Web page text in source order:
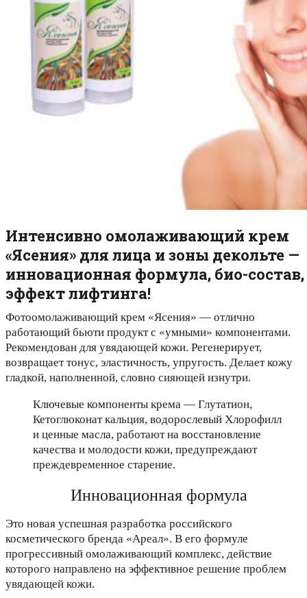
Интенсивно омолаживающий крем
«Ясения» для лица и зоны декольте —
инновационная формула, био-состав,
эффект лифтинга!
Фотоомолаживающий крем «Ясения» — отлично
работающий бьюти продукт с «умными» компонентами.
Рекомендован для увядающей кожи. Регенерирует,
возвращает тонус, эластичность, упругость. Делает кожу
гладкой, наполненной, словно сияющей изнутри.
Ключевые компоненты крема — Глутатион,
Кетоглюконат кальция, водорослевый Хлорофилл
и ценные масла, работают на восстановление
качества и молодости кожи, предупреждают
преждевременное старение.
Инновационная формула
Это новая успешная разработка российского
косметического бренда «Ареал». В его формуле
прогрессивный омолаживающий комплекс, действие
которого направлено на эффективное решение проблем
увядающей кожи.